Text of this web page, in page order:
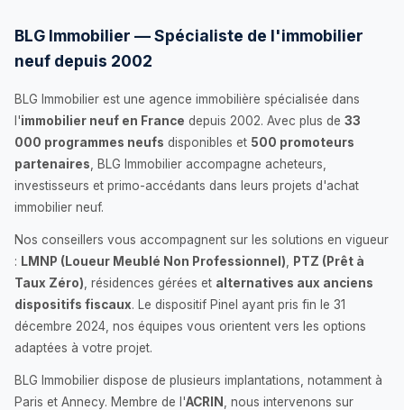
BLG Immobilier — Spécialiste de l'immobilier
neuf depuis 2002
BLG Immobilier est une agence immobilière spécialisée dans
l'immobilier neuf en France depuis 2002. Avec plus de 33
000 programmes neufs disponibles et 500 promoteurs
partenaires , BLG Immobilier accompagne acheteurs,
investisseurs et primo-accédants dans leurs projets d'achat
immobilier neuf.
Nos conseillers vous accompagnent sur les solutions en vigueur
: LMNP (Loueur Meublé Non Professionnel)
PTZ (Prêt à
Taux Zéro) , résidences gérées et alternatives aux anciens
dispositifs fiscaux. Le dispositif Pinel ayant pris fin le 31
décembre 2024, nos équipes vous orientent vers les options
adaptées à votre projet.
BLG Immobilier dispose de plusieurs implantations, notamment à
Paris et Annecy. Membre de l'ACRIN
, nous intervenons sur